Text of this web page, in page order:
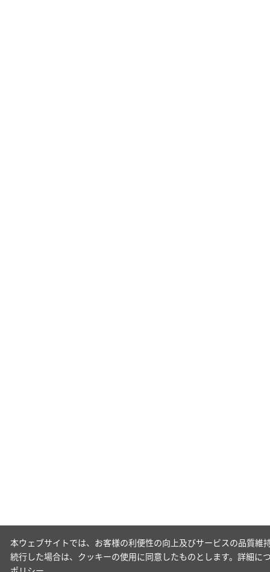
本ウェブサイトでは、お客様の利便性の向上及びサービスの品質
続行した場合は、クッキーの使用に同意したものとします。詳細